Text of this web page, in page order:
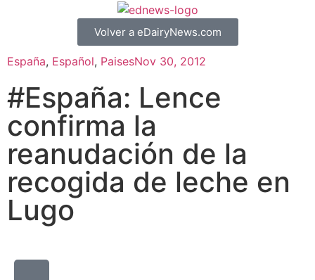
Volver a eDairyNews.com
España, Español, PaisesNov 30, 2012
#España: Lence
confirma la
reanudación de la
recogida de leche en
Lugo